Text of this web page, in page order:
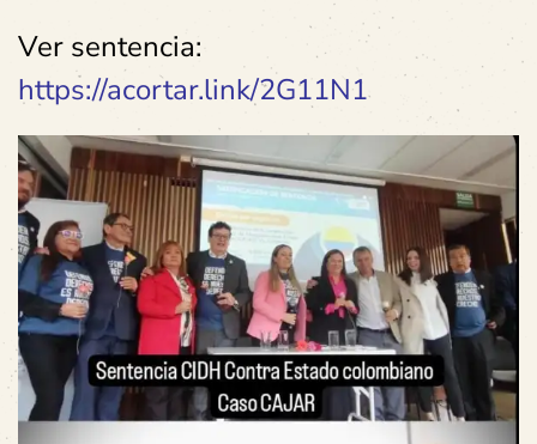
Ver sentencia:
https://acortar.link/2G11N1